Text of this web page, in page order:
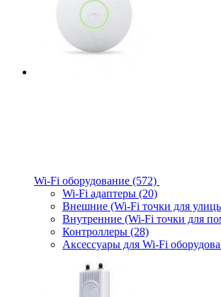
Wi-Fi оборудование (572)
Wi-Fi адаптеры (20)
Внешние (Wi-Fi точки для
Внутренние (Wi-Fi точки для
Контроллеры (28)
Аксессуары для Wi-Fi